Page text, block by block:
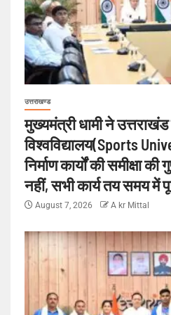
उत्तराखण्ड
मुख्यमंत्री धामी ने उत्तराखंड
विश्वविद्यालय(Sports
निर्माण कार्यों की समीक्षा
नहीं, सभी कार्य तय समय में
August 7, 2026 A kr Mittal